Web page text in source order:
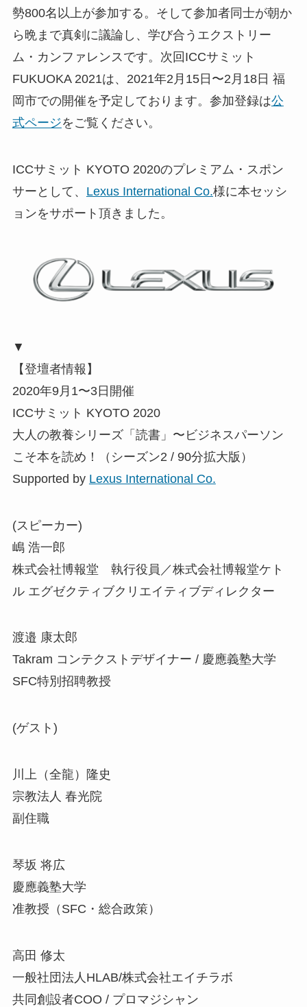
勢800名以上が参加する。そして参加者同士が朝か
ら晩まで真剣に議論し、学び合うエクストリー
ム・カンファレンスです。次回ICCサミット
FUKUOKA 2021は、2021年2月15日〜2月18日 福
岡市での開催を予定しております。参加登録は公
式ページをご覧ください。
ICCサミット KYOTO 2020のプレミアム・スポン
サーとして、 Lexus International Co.様に本セッシ
ョンをサポート頂きました。
▼
【登壇者情報】
2020年9月1〜3日開催
ICCサミット KYOTO 2020
大人の教養シリーズ「読書」〜ビジネスパーソン
こそ本を読め！（シーズン2 / 90分拡大版）
Supported by Lexus International Co.
(スピーカー)
嶋 浩一郎
株式会社博報堂 執行役員／株式会社博報堂ケト
ル エグゼクティブクリエイティブディレクター
渡邉 康太郎
Takram コンテクストデザイナー / 慶應義塾大学
SFC特別招聘教授
(ゲスト)
川上（全龍）隆史
宗教法人 春光院
副住職
琴坂 将広
慶應義塾大学
准教授（SFC・総合政策）
高田 修太
一般社団法人HLAB/株式会社エイチラボ
共同創設者COO / プロマジシャン